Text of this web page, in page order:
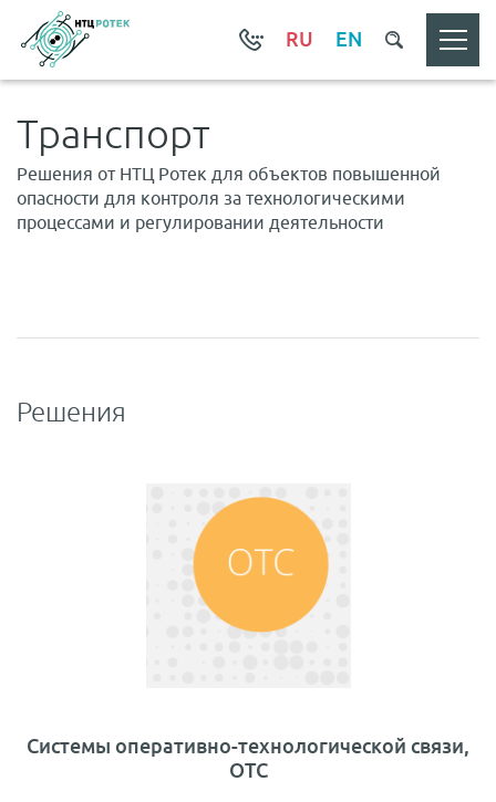
RU EN
Транспорт
Решения от НТЦ Ротек для объектов повышенной
опасности для контроля за технологическими
процессами и регулировании деятельности
Решения
Системы оперативно-технологической связи,
ОТС